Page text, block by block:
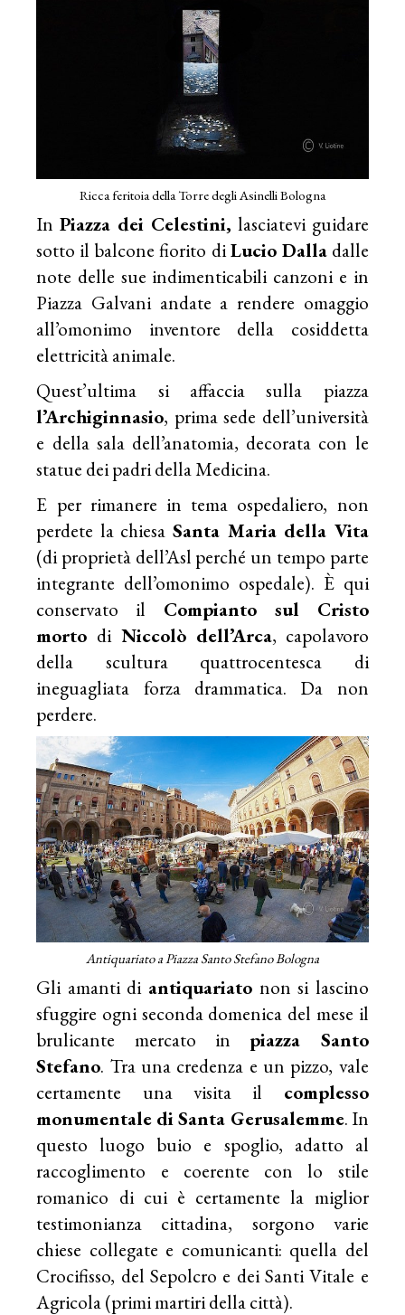
Ricca feritoia della Torre degli Asinelli Bologna
InPiazza dei Celestini, lasciatevi guidare
sotto il balcone fiorito diLucio Dalladalle
note delle sue indimenticabili canzoni e in
Piazza Galvani andate a rendere omaggio
all’omonimo inventore della cosiddetta
elettricità animale.
Quest’ultima si affaccia sulla piazza
l’Archiginnasio, prima sede dell’università
e della sala dell’anatomia, decorata con le
statue dei padri della Medicina.
E per rimanere in tema ospedaliero, non
perdete la chiesa Santa Maria della Vita
(di proprietà dell’Asl perché un tempo parte
integrante dell’omonimo ospedale). È qui
conservato il Compianto sul Cristo
morto diNiccolò dell’Arca, capolavoro
della scultura quattrocentesca di
ineguagliata forza drammatica. Da non
perdere.
Antiquariato a Piazza Santo Stefano Bologna
Gli amanti di antiquariato non si lascino
sfuggire ogni seconda domenica del mese il
brulicante mercato in piazza Santo
Stefano. Tra una credenza e un pizzo, vale
certamente una visita il complesso
monumentale di Santa Gerusalemme. In
questo luogo buio e spoglio, adatto al
raccoglimento e coerente con lo stile
romanico di cui è certamente la miglior
testimonianza cittadina, sorgono varie
chiese collegate e comunicanti: quella del
Crocifisso, del Sepolcro e dei Santi Vitale e
Agricola (primi martiri della città).